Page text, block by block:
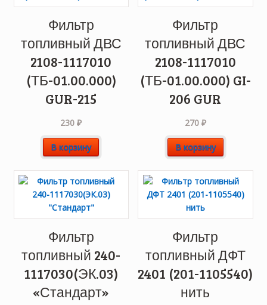
Фильтр
топливный ДВС
2108-1117010
(ТБ-01.00.000)
GUR-215
230₽
В корзину
Фильтр
топливный ДВС
2108-1117010
(ТБ-01.00.000) GI-
206 GUR
270 ₽
В корзину
Фильтр
топливный 240-
1117030(ЭК.03)
«Стандарт»
Фильтр
топливный ДФТ
2401 (201-1105540)
нить